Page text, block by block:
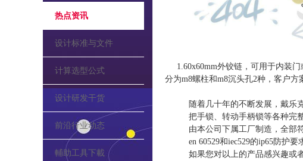
热点资讯
设计标准与文件
计算选型公式
设计研发干货
前沿行业动态
輔助工具下載
1.60x60mm外铰链，可用于内装
分为m8螺柱和m8沉头孔2种，客户
随着几十年的不断发展，戴乐
把手锁、转动手柄锁等各种完
由本公司下属工厂制造，全部
en 60529和iec529的ip65防护要
如果您对以上的产品感兴趣或